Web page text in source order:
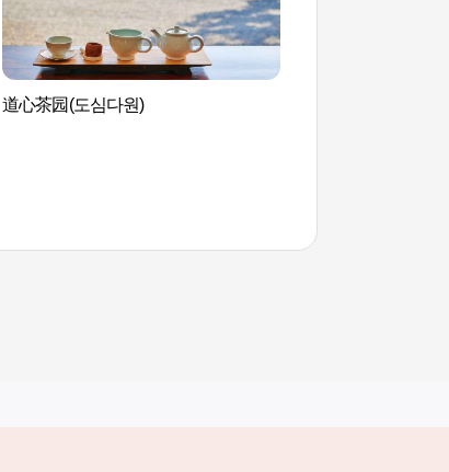
道心茶园(도심다원)